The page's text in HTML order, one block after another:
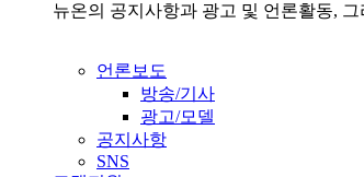
뉴온의 공지사항과 광고 및 언론활동,
언론보도
방송/기사
광고/모델
공지사항
SNS